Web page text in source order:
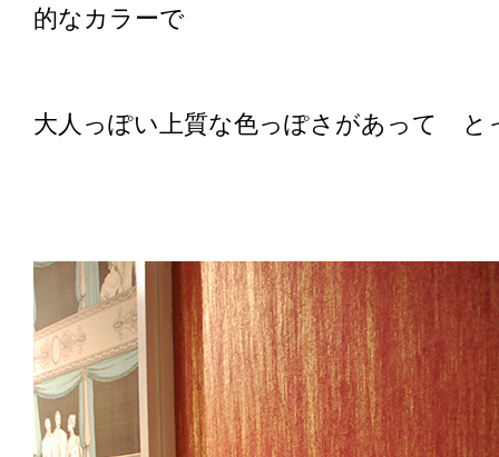
的なカラーで
大人っぽい上質な色っぽさがあって と